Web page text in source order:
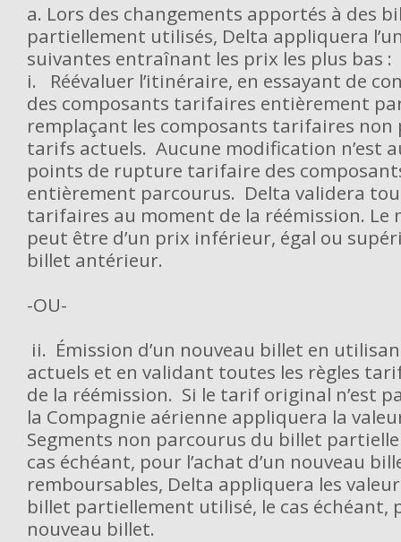
a. Lors des changements apportés à des
partiellement utilisés, Delta appliquera
suivantes entraînant les prix les plus bas :
i. Réévaluer l’itinéraire, en essayant de
des composants tarifaires entièrement
remplaçant les composants tarifaires non
tarifs actuels. Aucune modification n’est
points de rupture tarifaire des
entièrement parcourus. Delta validera
tarifaires au moment de la réémission. Le
peut être d’un prix inférieur, égal ou
billet antérieur.
-OU-
ii. Émission d’un nouveau billet en
actuels et en validant toutes les règles
de la réémission. Si le tarif original n’est
la Compagnie aérienne appliquera la
Segments non parcourus du billet
cas échéant, pour l’achat d’un nouveau
remboursables, Delta appliquera les
billet partiellement utilisé, le cas échéant,
nouveau billet.